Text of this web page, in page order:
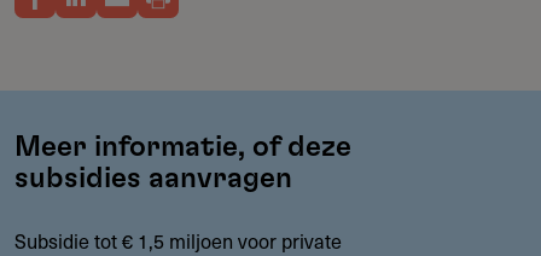
Meer informatie, of deze
subsidies aanvragen
Subsidie tot € 1,5 miljoen voor private